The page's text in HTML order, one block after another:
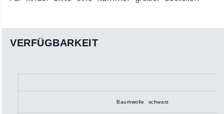
VERFÜGBARKEIT
Baumwolle schwarz